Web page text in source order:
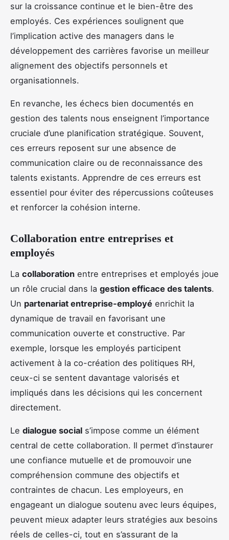
sur la croissance continue et le bien-être des
employés. Ces expériences soulignent que
l’implication active des managers dans le
développement des carrières favorise un meilleur
alignement des objectifs personnels et
organisationnels.
En revanche, les échecs bien documentés en
gestion des talents nous enseignent l’importance
cruciale d’une planification stratégique. Souvent,
ces erreurs reposent sur une absence de
communication claire ou de reconnaissance des
talents existants. Apprendre de ces erreurs est
essentiel pour éviter des répercussions coûteuses
et renforcer la cohésion interne.
Collaboration entre entreprises et
employés
La collaboration entre entreprises et employés joue
un rôle crucial dans la gestion efficace des talents.
Un partenariat entreprise-employé enrichit la
dynamique de travail en favorisant une
communication ouverte et constructive. Par
exemple, lorsque les employés participent
activement à la co-création des politiques RH,
ceux-ci se sentent davantage valorisés et
impliqués dans les décisions qui les concernent
directement.
Le dialogue social s’impose comme un élément
central de cette collaboration. Il permet d’instaurer
une confiance mutuelle et de promouvoir une
compréhension commune des objectifs et
contraintes de chacun. Les employeurs, en
engageant un dialogue soutenu avec leurs équipes,
peuvent mieux adapter leurs stratégies aux besoins
réels de celles-ci, tout en s’assurant de la